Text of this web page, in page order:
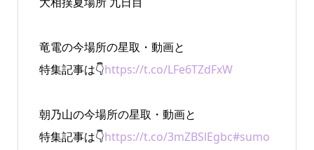
竜電の今場所の星取・動画と
特集記事は👇https://t.co/LFe6TZdFxW
朝乃山の今場所の星取・動画と
特集記事は👇https://t.co/3mZBSlEgbc#sumo